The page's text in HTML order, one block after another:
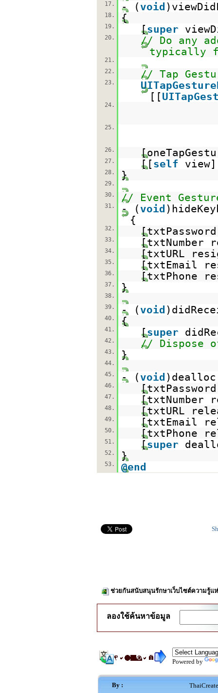
17.
- ( void
18. {
19. [super
20.
// Do any
typically
21.
22.
// Tap
23.
[[
24.
25.
26.
27. [[self view]
28. }
29.
30.
// Event
31. - ( void
{
32.
33. [txtNumber
34. [txtURL
35. [txtEmail
36. [txtPhone
37. }
38.
39.
- ( void
40. {
41. [super
42. // Dispose
43. }
44.
45.
- ( void
46.
47. [txtNumber
48. [txtURL
49. [txtEmail
50. [txtPhone
51. [super
52. }
53. @end
ช่วยกันสนับสนุนรักษาเว็บไซต์ความรู้แ
ลองใช้ค้นหาข้อมูล
Powered by
By :